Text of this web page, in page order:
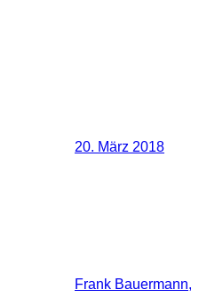
20. März 2018
Frank Bauermann,